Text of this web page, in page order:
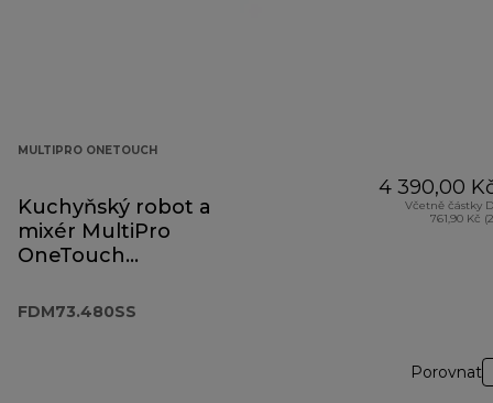
MULTIPRO ONETOUCH
Kuchyňský robot a
mixér MultiPro
OneTouch
FDM73.480SS
4 390,00
Včetně částky
761,90 Kč
Porovnat